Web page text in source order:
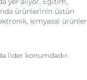
ürünlerinin üstün
kimyasal ürünler
lider konumdadır.